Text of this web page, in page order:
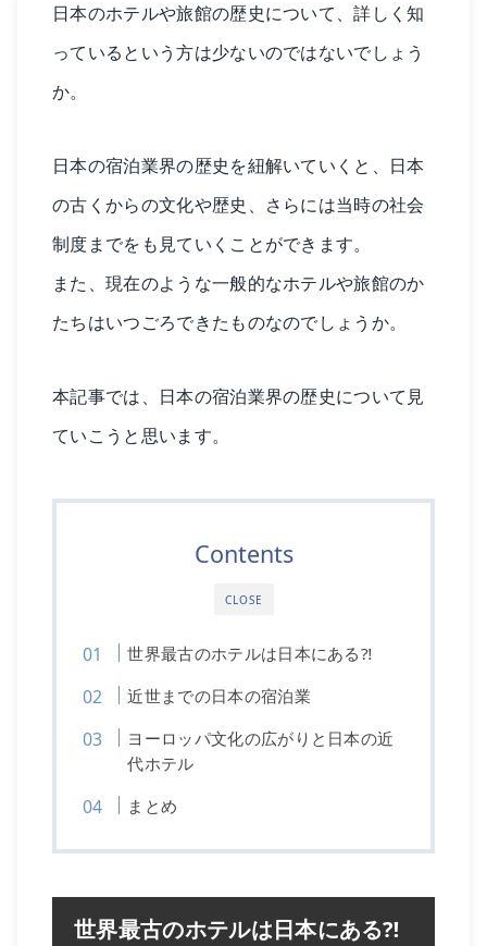
日本のホテルや旅館の歴史について、詳しく知
っているという方は少ないのではないでしょう
か。
日本の宿泊業界の歴史を紐解いていくと、日本
の古くからの文化や歴史、さらには当時の社会
制度までをも見ていくことができます。
また、現在のような一般的なホテルや旅館のか
たちはいつごろできたものなのでしょうか。
本記事では、日本の宿泊業界の歴史について見
ていこうと思います。
CLOSE
Contents
世界最古のホテルは日本にある⁈
近世までの日本の宿泊業
ヨーロッパ文化の広がりと日本の近
代ホテル
まとめ
世界最古のホテルは日本にある⁈